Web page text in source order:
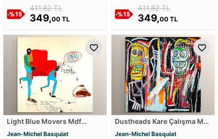
411,82 TL
349,00 TL
411,82 TL
349,00 TL
Light Blue Movers Mdf
Tablosu
Jean-Michel Basquiat
Dustheads Kare Çalışma Mdf
Tablosu
Jean-Michel Basquiat